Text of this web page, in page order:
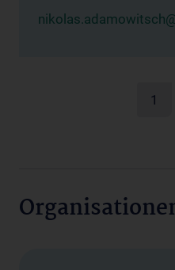
1